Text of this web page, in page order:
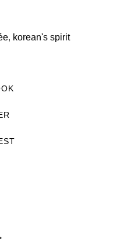
, korean's spirit